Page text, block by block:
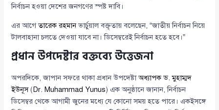
নির্বাচন হওয়া দেশের জনগণের স্পষ্ট দাবি।
এর আগেতারেক রহমানভার্চুয়াল বক্তৃতায় বলেছেন, “জাতীয় নির্বাচন নিয়ে
টালবাহানা চলতে দেওয়া যাবে না। ডিসেম্বরেই নির্বাচন হতে হবে।”
প্রধান উপদেষ্টার বক্তব্যে উত্তেজনা
অপরদিকে, জাপান সফরে থাকা প্রধান উপদেষ্টাঅধ্যাপক ড. মুহাম্মদ
ইউনূস(Dr. Muhammad Yunus) এক অনুষ্ঠানে জানান, নির্বাচন
ডিসেম্বর থেকে আগামী জুনের মধ্যে যে কোনো সময় হতে পারে। একইসঙ্গে